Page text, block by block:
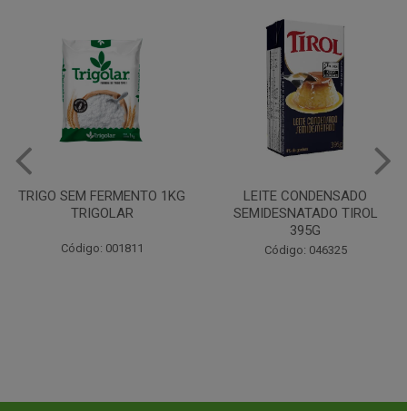
LEITE CONDENSADO
SEMIDESNATADO TIROL
Código: 046325
CHANTILINHO EM PO 400G
MIX
Código: 037442